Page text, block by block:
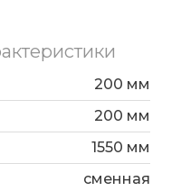
200 мм
200 мм
1550 мм
сменная